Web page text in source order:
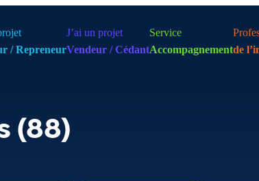
/ Repreneur
J’ai un projet
Vendeur / Cédant
Service
Accompagnementde
(88)